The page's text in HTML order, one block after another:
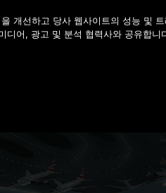
다개선하고 당사 웹사이트의 성능 및
디어, 광고 및 분석 협력사와 공유합니